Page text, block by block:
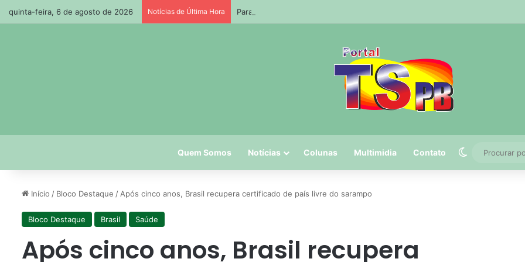
quinta-feira, 6 de agosto de 2026 Notícias de Última Hora Paraíba tem 5º maior crescimento do país no Ideb do ensino médio na rede
Quem Somos Notícias Colunas Multimidia Contato Switch skin
Início / Bloco Destaque / Após cinco anos, Brasil recupera certificado de país livre do sarampo
Bloco Destaque Brasil Saúde
Após cinco anos, Brasil recupera